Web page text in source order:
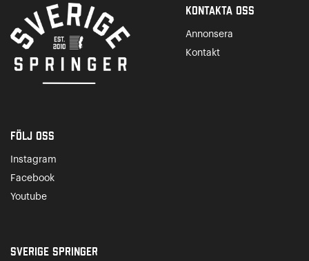
Kontakta Oss
Annonsera
Kontakt
Följ oss
Instagram
Facebook
Youtube
Sverige Springer